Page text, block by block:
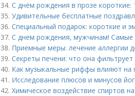
34. С днём рождения в прозе короткие:
35. Удивительные бесплатные
36. Специальный подарок: короткие и
37. С днем рождения, мужчинам! Самые
38. Приемные меры: лечение аллергии
39. Секреты печени: что она
40. Как музыкальные риффы влияют на
41. Исследование плюсов и минусов
42. Химическое воздействие спиртов